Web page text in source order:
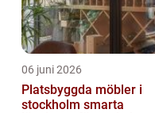
06 juni 2026
Platsbyggda möbler i
stockholm smarta